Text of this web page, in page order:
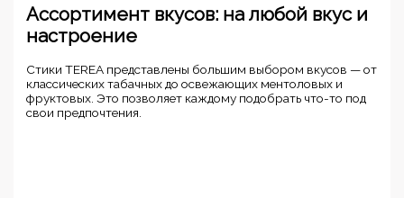
Ассортимент вкусов: на любой вкус и
настроение
Стики TEREA представлены большим выбором вкусов — от
классических табачных до освежающих ментоловых и
фруктовых. Это позволяет каждому подобрать что-то под
свои предпочтения.